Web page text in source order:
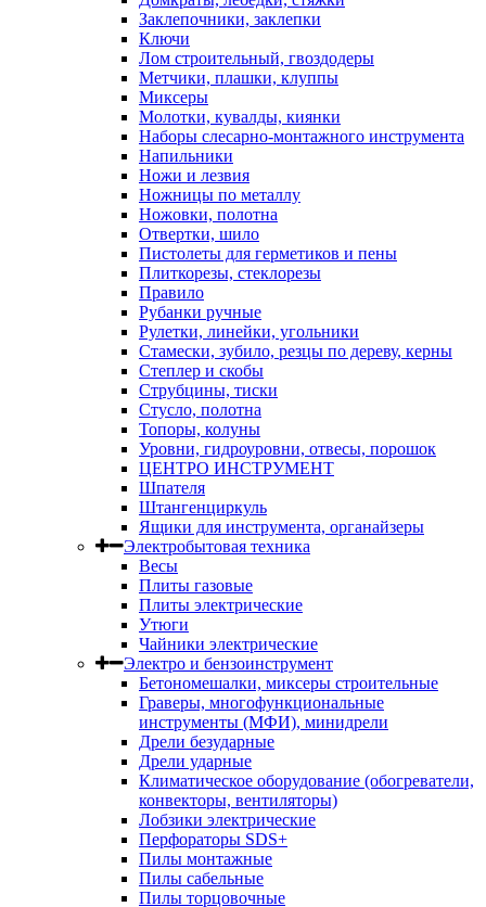
Заклепочники, заклепки
Ключи
Лом строительный, гвоздодеры
Метчики, плашки, клуппы
Миксеры
Молотки, кувалды, киянки
Наборы слесарно-монтажного инструмента
Напильники
Ножи и лезвия
Ножницы по металлу
Ножовки, полотна
Отвертки, шило
Пистолеты для герметиков и пены
Плиткорезы, стеклорезы
Правило
Рубанки ручные
Рулетки, линейки, угольники
Стамески, зубило, резцы по дереву, керны
Степлер и скобы
Струбцины, тиски
Стусло, полотна
Топоры, колуны
Уровни, гидроуровни, отвесы, порошок
ЦЕНТРО ИНСТРУМЕНТ
Шпателя
Штангенциркуль
Ящики для инструмента, органайзеры
Электробытовая техника
Весы
Плиты газовые
Плиты электрические
Утюги
Чайники электрические
Электро и бензоинструмент
Бетономешалки, миксеры строительные
Граверы, многофункциональные
инструменты (МФИ), минидрели
Дрели безударные
Дрели ударные
Климатическое оборудование (обогреватели,
конвекторы, вентиляторы)
Лобзики электрические
Перфораторы SDS+
Пилы монтажные
Пилы сабельные
Пилы торцовочные